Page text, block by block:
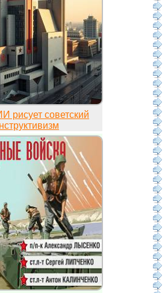
рисует советский